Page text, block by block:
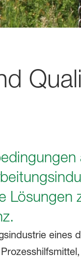
Lösungen
eines